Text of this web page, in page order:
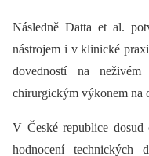
Následně Datta et al.
nástrojem i v klinické
dovedností na
chirurgickým výkonem na
V České republice
hodnocení technických